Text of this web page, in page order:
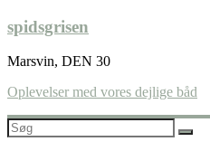
Skip
to
content
spidsgrisen
Marsvin, DEN 30
Oplevelser med vores dejlige båd